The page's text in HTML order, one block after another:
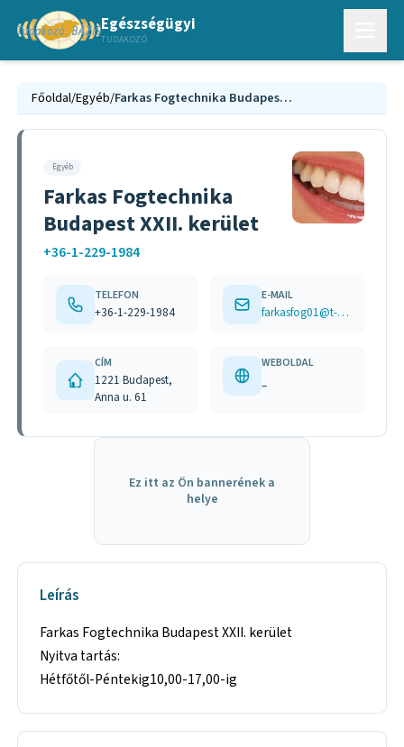
Egészségügyi
TUDAKOZÓ
Főoldal/Egyéb/ Farkas Fogtechnika Budapest XXII. kerület
Egyéb
Farkas Fogtechnika
Budapest XXII. kerület
+36-1-229-1984
TELEFON
+36-1-229-1984
E-MAIL
farkasfog01@t-online.hu
CÍM
1221 Budapest,
Anna u. 61
WEBOLDAL
–
Ez itt az Ön bannerének a
helye
Leírás
Farkas Fogtechnika Budapest XXII. kerület
Nyitva tartás:
Hétfőtől-Péntekig10,00-17,00-ig